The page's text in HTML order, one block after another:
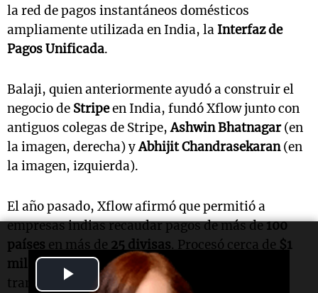
Play
la red de pagos instantáneos domésticos
ampliamente utilizada en India, la Interfaz de
Pagos Unificada.
Balaji, quien anteriormente ayudó a construir el
negocio de Stripeen India, fundó Xflow junto con
antiguos colegas de Stripe,Ashwin Bhatnagar(en
la imagen, derecha) yAbhijit Chandrasekaran(en
la imagen, izquierda).
El año pasado, Xflow afirmó que permitió a
empresas indias recaudar pagos de más de100
países en más de 25 divisas. Procesó cerca de $1
mil millones
en volumen anualizado de pagos
transfronterizos el año pasado, marcando un